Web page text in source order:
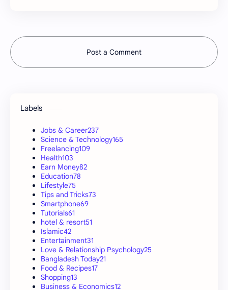
Post a Comment
Labels
Jobs & Career237
Science & Technology165
Freelancing109
Health103
Earn Money82
Education78
Lifestyle75
Tips and Tricks73
Smartphone69
Tutorials61
hotel & resort51
Islamic42
Entertainment31
Love & Relationship Psychology25
Bangladesh Today21
Food & Recipes17
Shopping13
Business & Economics12